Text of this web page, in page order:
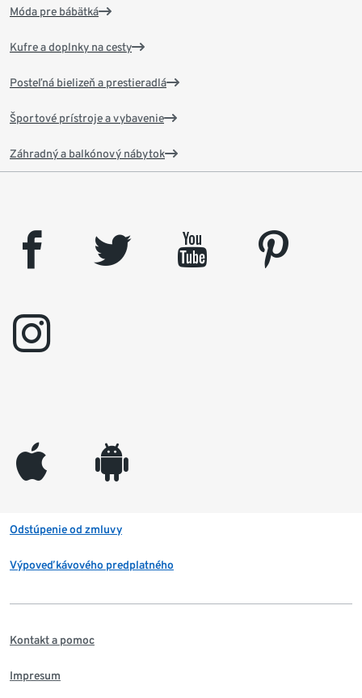
Móda pre bábätká
Kufre a doplnky na cesty
Posteľná bielizeň a prestieradlá
Športové prístroje a vybavenie
Záhradný a balkónový nábytok
facebook twitter youtube
pinterest
instagram
appleinc android
Odstúpenie od zmluvy
Výpoveď kávového predplatného
Kontakt a pomoc
Impresum